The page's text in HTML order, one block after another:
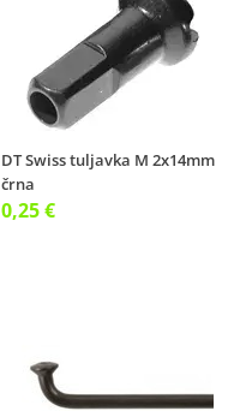
DT Swiss tuljavka M 2x14mm
črna
0,25 €